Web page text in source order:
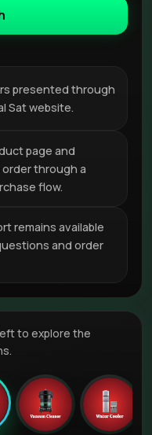
presented through
Sat website.
page and
through a
flow.
remains available
and order
to explore the